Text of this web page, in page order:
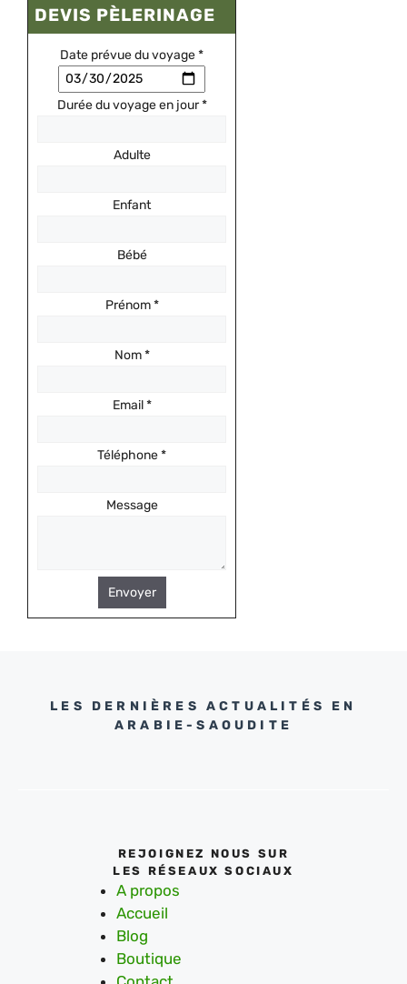
DEVIS PÈLERINAGE
Date prévue du voyage*
Durée du voyage en jour*
Adulte
Enfant
Bébé
Prénom*
Nom*
Email*
Téléphone*
Message
Envoyer
LES DERNIÈRES ACTUALITÉS EN
ARABIE-SAOUDITE
REJOIGNEZ NOUS SUR
LES RÉSEAUX SOCIAUX
A propos
Accueil
Blog
Boutique